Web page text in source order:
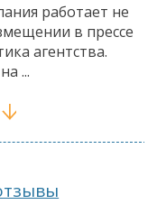
работает не
в прессе
агентства.
...